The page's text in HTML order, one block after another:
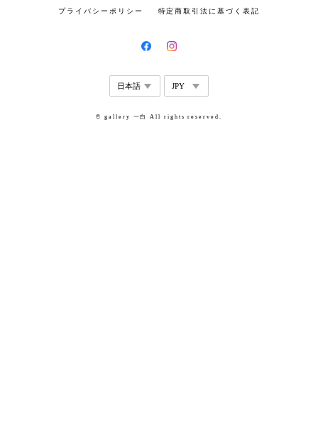
プライバシーポリシー 特定商取引法に基づく表記
© gallery 一白 All rights reserved.